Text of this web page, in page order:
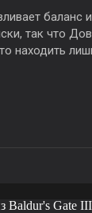
баланс
так что
находить